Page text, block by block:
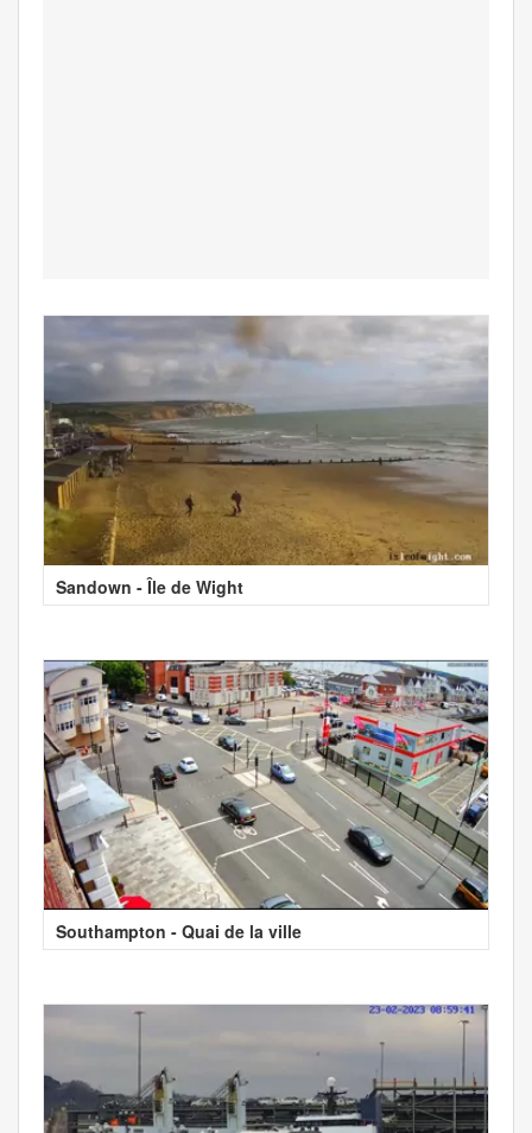
Sandown - Île de Wight
Southampton - Quai de la ville